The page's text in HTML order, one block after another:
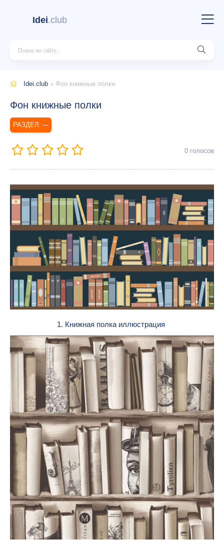
Idei.club
Idei.club » Фон книжные полки
Фон книжные полки
---
0 голосов
1. Книжная полка иллюстрация